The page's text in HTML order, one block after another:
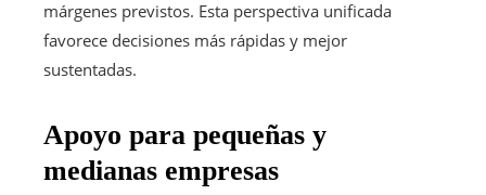
márgenes previstos. Esta perspectiva unificada
favorece decisiones más rápidas y mejor
sustentadas.
Apoyo para pequeñas y
medianas empresas